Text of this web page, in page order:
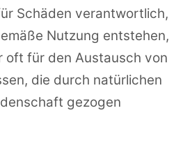
Schäden verantwortlich,
Nutzung entstehen,
oft für den Austausch von
die durch natürlichen
gezogen